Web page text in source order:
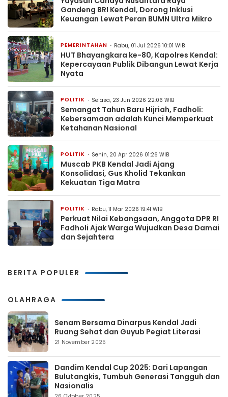
Gandeng BRI Kendal, Dorong Inklusi
Keuangan Lewat Peran BUMN Ultra Mikro
PEMERINTAHAN Rabu, 01 Jul 2026 10:01 WIB
HUT Bhayangkara ke-80, Kapolres Kendal:
Kepercayaan Publik Dibangun Lewat Kerja
Nyata
POLITIK Selasa, 23 Jun 2026 22:06 WIB
Semangat Tahun Baru Hijriah, Fadholi:
Kebersamaan adalah Kunci Memperkuat
Ketahanan Nasional
POLITIK Senin, 20 Apr 2026 01:26 WIB
Muscab PKB Kendal Jadi Ajang
Konsolidasi, Gus Kholid Tekankan
Kekuatan Tiga Matra
POLITIK Rabu, 11 Mar 2026 19:41 WIB
Perkuat Nilai Kebangsaan, Anggota DPR RI
Fadholi Ajak Warga Wujudkan Desa Damai
dan Sejahtera
BERITA POPULER
OLAHRAGA
Senam Bersama Dinarpus Kendal Jadi
Ruang Sehat dan Guyub Pegiat Literasi
21 November 2025
Dandim Kendal Cup 2025: Dari Lapangan
Bulutangkis, Tumbuh Generasi Tangguh dan
Nasionalis